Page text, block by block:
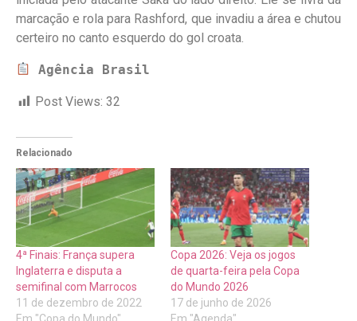
marcação e rola para Rashford, que invadiu a área e chutou
certeiro no canto esquerdo do gol croata.
Agência Brasil
Post Views: 32
Relacionado
4ª Finais: França supera
Inglaterra e disputa a
semifinal com Marrocos
11 de dezembro de 2022
Copa 2026: Veja os jogos
de quarta-feira pela Copa
do Mundo 2026
17 de junho de 2026